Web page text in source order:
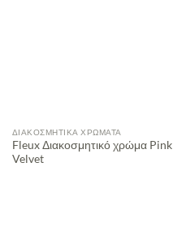
ΔΙΑΚΟΣΜΗΤΙΚΆ ΧΡΏΜΑΤΑ
Fleux Διακοσμητικό χρώμα Pink
Velvet